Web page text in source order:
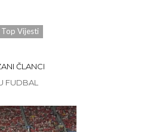
Top Vijesti
ČLANCI
FUDBAL